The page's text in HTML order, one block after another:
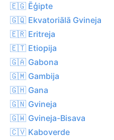
🇪🇬 Ēģipte
🇬🇶 Ekvatoriālā Gvineja
🇪🇷 Eritreja
🇪🇹 Etiopija
🇬🇦 Gabona
🇬🇲 Gambija
🇬🇭 Gana
🇬🇳 Gvineja
🇬🇼 Gvineja-Bisava
🇨🇻 Kaboverde